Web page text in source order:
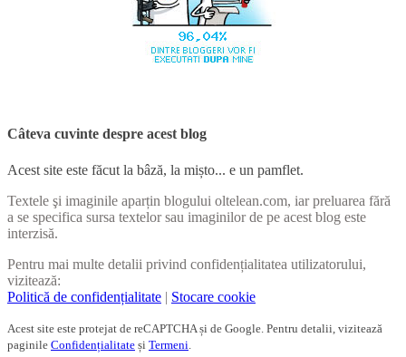
Câteva cuvinte despre acest blog
Acest site este făcut la bâză, la mișto... e un pamflet.
Textele şi imaginile aparțin blogului oltelean.com, iar preluarea fără
a se specifica sursa textelor sau imaginilor de pe acest blog este
interzisă.
Pentru mai multe detalii privind confidențialitatea utilizatorului,
vizitează:
Politică de confidențialitate | Stocare cookie
Acest site este protejat de reCAPTCHA și de Google. Pentru detalii, vizitează
paginile Confidențialitate și Termeni